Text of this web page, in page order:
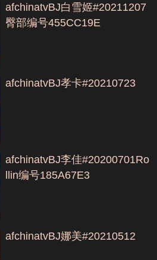
afchinatvBJ白雪姬#20211207
臀部编号455CC19E
afchinatvBJ孝卡#20210723
afchinatvBJ李佳#20200701Ro
llin编号185A67E3
afchinatvBJ娜美#20210512